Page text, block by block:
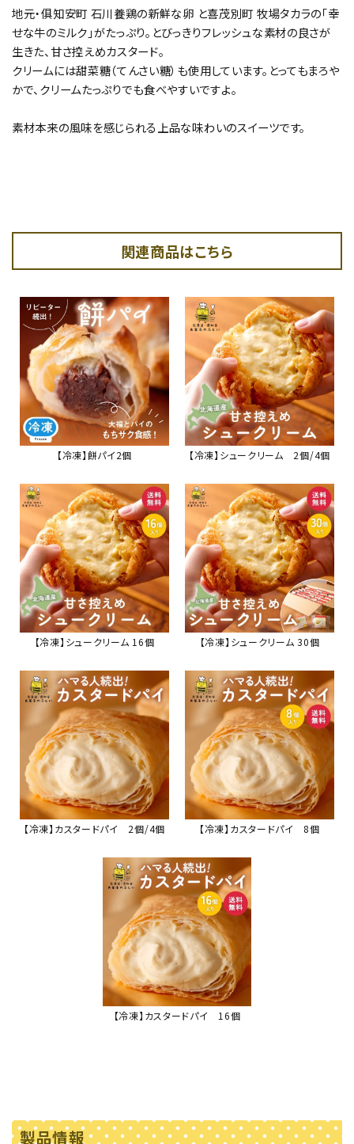
地元・俱知安町 石川養鶏の新鮮な卵 と喜茂別町 牧場タカラの「幸
せな牛のミルク」がたっぷり。とびっきりフレッシュな素材の良さが
生きた、甘さ控えめカスタード。
クリームには甜菜糖（てんさい糖）も使用しています。とってもまろや
かで、クリームたっぷりでも食べやすいですよ。
素材本来の風味を感じられる上品な味わいのスイーツです。
関連商品はこちら
【冷凍】餅パイ2個 【冷凍】シュークリーム 2個/4個
【冷凍】シュークリーム 16個 【冷凍】シュークリーム 30個
【冷凍】カスタードパイ 2個/4個 【冷凍】カスタードパイ 8個
【冷凍】カスタードパイ 16個
製品情報